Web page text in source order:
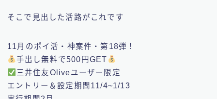
そこで見出した活路がこれです
11月のポイ活・神案件・第18弾！
手出し無料で500円GET
三井住友Oliveユーザー限定
エントリー＆設定期間11/4~1/13